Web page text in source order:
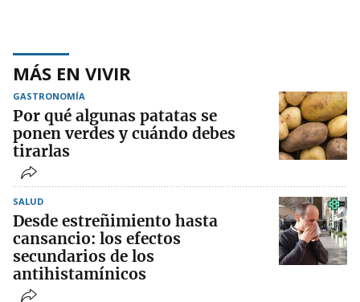
MÁS EN VIVIR
GASTRONOMÍA
Por qué algunas patatas se
ponen verdes y cuándo debes
tirarlas
SALUD
Desde estreñimiento hasta
cansancio: los efectos
secundarios de los
antihistamínicos